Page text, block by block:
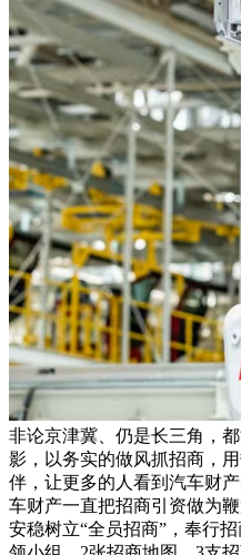
非论京津冀、仍是长三角，
影，以务实的做风抓招商，
伴，让更多的人看到汽车财
车财产一直把招商引资做为
安稳树立“全员招商”，奉行